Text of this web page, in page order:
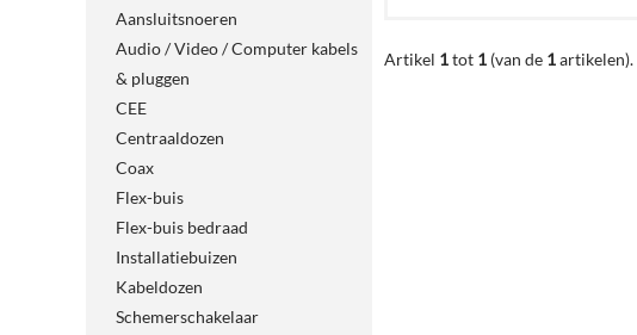
Aansluitsnoeren
Audio / Video / Computer kabels
& pluggen
CEE
Centraaldozen
Coax
Flex-buis
Flex-buis bedraad
Installatiebuizen
Kabeldozen
Schemerschakelaar
Artikel 1tot 1 (van de 1artikelen).